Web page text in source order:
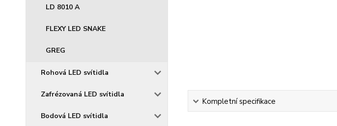
LD 8010 A
FLEXY LED SNAKE
GREG
Rohová LED svítidla
Zafrézovaná LED svítidla
Bodová LED svítidla
Kompletní specifikace